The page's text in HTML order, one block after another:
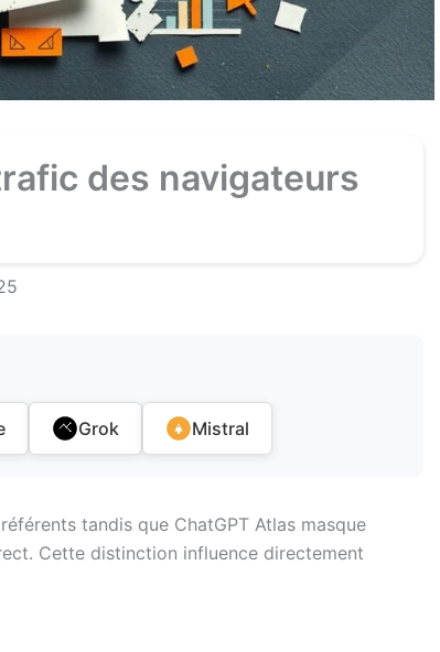
des navigateurs
Grok Mistral
tandis que ChatGPT Atlas masque
Cette distinction influence directement